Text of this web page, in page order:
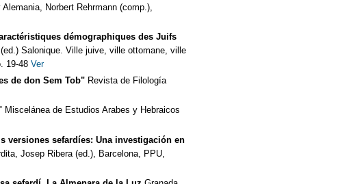
Norbert Rehrmann (comp.),
démographiques des Juifs
Salonique. Ville juive, ville ottomane, ville
19-48Ver
de don Sem Tob" Revista de Filología
Miscelánea de Estudios Arabes y Hebraicos
versiones sefardíes: Una investigación en
Josep Ribera (ed.), Barcelona, PPU,